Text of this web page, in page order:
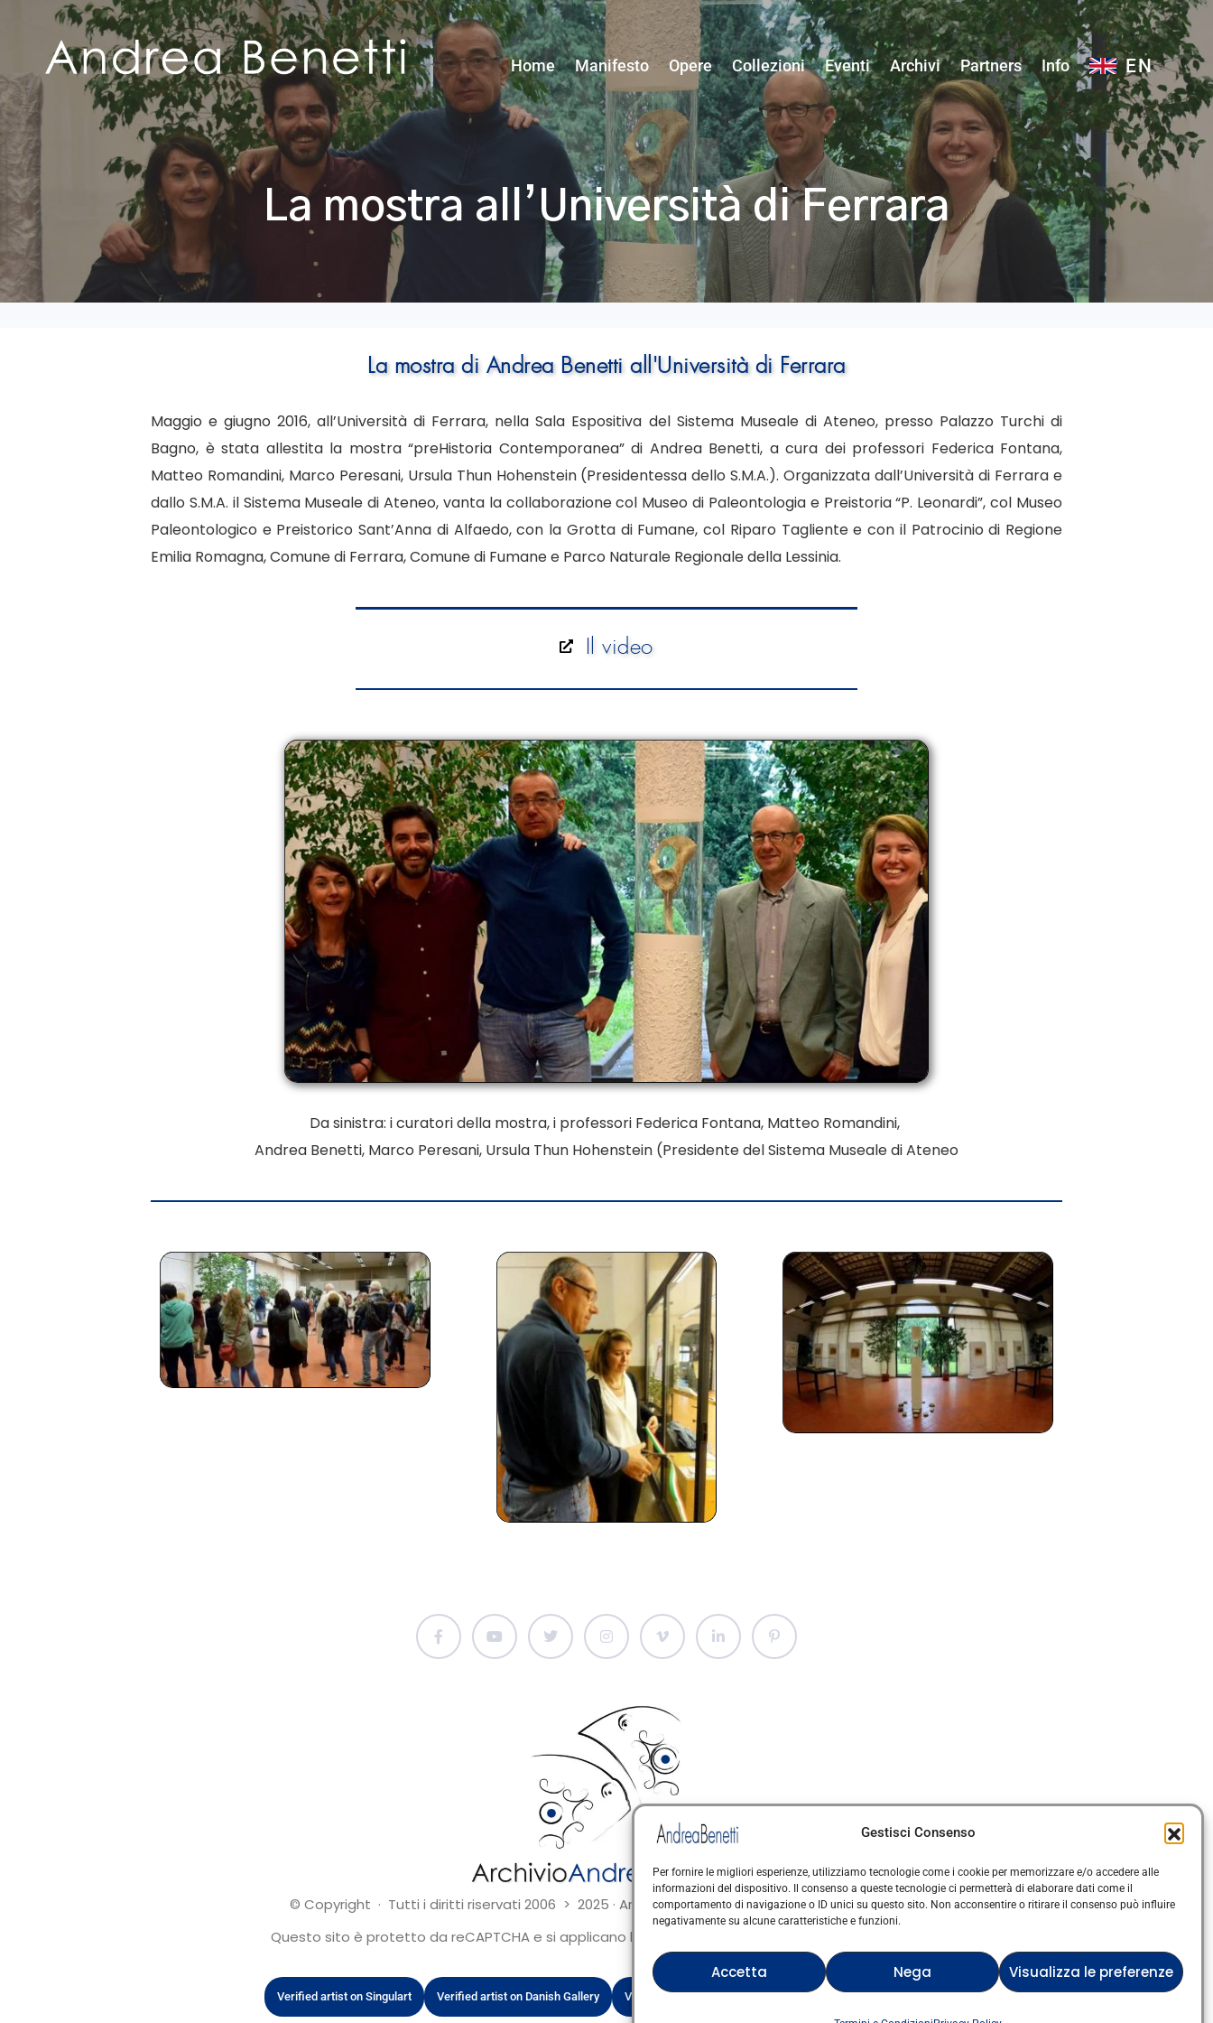
Gestisci Consenso
Per fornire le migliori esperienze, utilizziamo tecnologie come i cookie per memorizzare e/o accedere alle
informazioni del dispositivo. Il consenso a queste tecnologie ci permetterà di elaborare dati come il
comportamento di navigazione o ID unici su questo sito. Non acconsentire o ritirare il consenso può influire
negativamente su alcune caratteristiche e funzioni.
Accetta Nega Visualizza le preferenze
Home Manifesto Opere Collezioni Eventi Archivi Partners Info EN
La mostra all’Università di Ferrara
La mostra di Andrea Benetti all'Università di Ferrara
Maggio e giugno 2016, all’Università di Ferrara, nella Sala Espositiva del Sistema Museale di Ateneo, presso Palazzo Turchi di
Bagno, è stata allestita la mostra “preHistoria Contemporanea” di Andrea Benetti, a cura dei professori Federica Fontana,
Matteo Romandini, Marco Peresani, Ursula Thun Hohenstein (Presidentessa dello S.M.A.). Organizzata dall’Università di Ferrara e
dallo S.M.A. il Sistema Museale di Ateneo, vanta la collaborazione col Museo di Paleontologia e Preistoria “P. Leonardi”, col Museo
Paleontologico e Preistorico Sant’Anna di Alfaedo, con la Grotta di Fumane, col Riparo Tagliente e con il Patrocinio di Regione
Emilia Romagna, Comune di Ferrara, Comune di Fumane e Parco Naturale Regionale della Lessinia.
Il video
Da sinistra: i curatori della mostra, i professori Federica Fontana, Matteo Romandini,
Andrea Benetti, Marco Peresani, Ursula Thun Hohenstein (Presidente del Sistema Museale di Ateneo
© Copyright · Tutti i diritti riservati 2006 > 2025 · Arte Contemporanea Italiana·Cookie Policy
Questo sito è protetto da reCAPTCHA e si applicano la Privacy Policy e i Termini di servizio di Google
Verified artist on Singulart Verified artist on Danish Gallery Verified artist on Kerluxy Gallery Verified artist on Wojod